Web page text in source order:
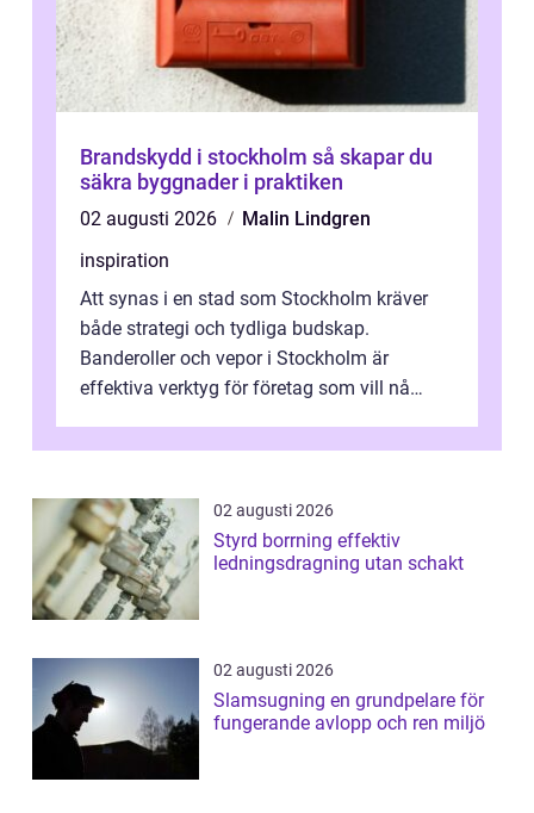
Brandskydd i stockholm så skapar du
säkra byggnader i praktiken
02 augusti 2026
Malin Lindgren
inspiration
Att synas i en stad som Stockholm kräver
både strategi och tydliga budskap.
Banderoller och vepor i Stockholm är
effektiva verktyg för företag som vill nå
02 augusti 2026
Styrd borrning effektiv
ledningsdragning utan schakt
02 augusti 2026
Slamsugning en grundpelare för
fungerande avlopp och ren miljö